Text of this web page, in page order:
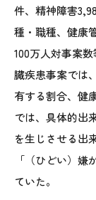
件、精神障害
種・職種、健康
100万人対事案
臓疾患事案では
有する割合、健
では、具体的出
を生じさせる出
「（ひどい）
ていた。